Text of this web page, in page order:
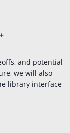
and potential
we will also
library interface